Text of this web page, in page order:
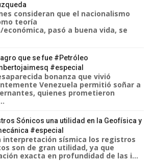
consideran que el nacionalismo
teoría
pasó a buena vida, se
que se fue #Petróleo
#especial
bonanza que vivió
Venezuela permitió soñar a
quienes prometieron
Sónicos una utilidad en la Geofísica y
#especial
interpretación sísmica los registros
son de gran utilidad, ya que
exacta en profundidad de las i...